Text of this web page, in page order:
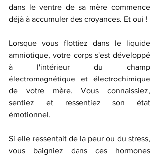
dans le ventre de sa mère commence
déjà à accumuler des croyances. Et oui !
Lorsque vous flottiez dans le liquide
amniotique, votre corps s'est développé
à l'intérieur du champ
électromagnétique et électrochimique
de votre mère. Vous connaissiez,
sentiez et ressentiez son état
émotionnel.
Si elle ressentait de la peur ou du stress,
vous baigniez dans ces hormones